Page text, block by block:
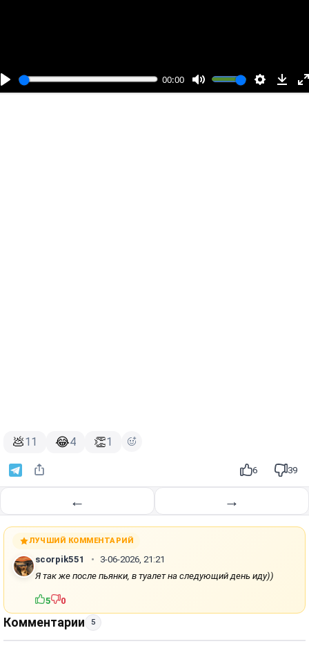
00:00
💩11 😂4 👏1
6 39
← →
ЛУЧШИЙ КОММЕНТАРИЙ
scorpik551
3-06-2026, 21:21
Я так же после пьянки, в туалет на следующий день иду))
5 0
Комментарии 5